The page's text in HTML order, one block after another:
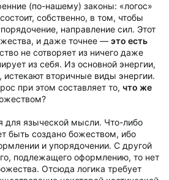
(по-нашему) законы: «логос»
собственно, в том, чтобы
направление сил. Этот
и даже точнее — это есть
не сотворяет из ничего даже
из себя. Из основной энергии,
истекают вторичные виды энергии.
при этом составляет то, что же
для языческой мысли. Что-либо
быть создано божеством, ибо
и упорядочении. С другой
подлежащего оформлению, то нет
Отсюда логика требует